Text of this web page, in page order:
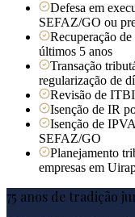
Defesa em
SEFAZ/GO ou
Recuperação
últimos 5 anos
Transação
regularização de
Revisão de
Isenção de IR
Isenção de
SEFAZ/GO
Planejamento
empresas em
75 anos de tradição